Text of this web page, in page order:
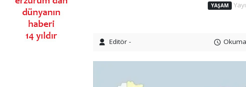
YAŞAM
Editör -